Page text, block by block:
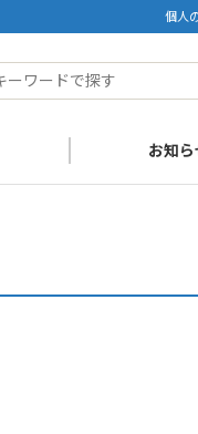
個人
お知ら